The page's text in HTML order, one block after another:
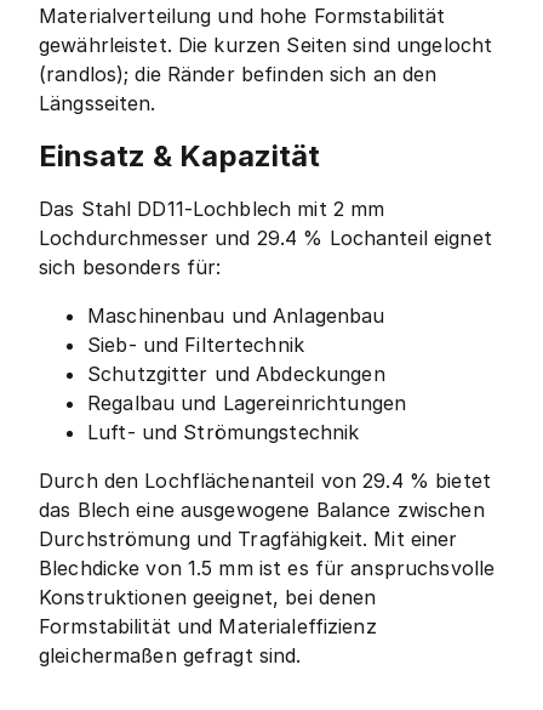
Materialverteilung und hohe Formstabilität
gewährleistet. Die kurzen Seiten sind ungelocht
(randlos); die Ränder befinden sich an den
Längsseiten.
Einsatz & Kapazität
Das Stahl DD11-Lochblech mit 2 mm
Lochdurchmesser und 29.4 % Lochanteil eignet
sich besonders für:
Maschinenbau und Anlagenbau
Sieb- und Filtertechnik
Schutzgitter und Abdeckungen
Regalbau und Lagereinrichtungen
Luft- und Strömungstechnik
Durch den Lochflächenanteil von 29.4 % bietet
das Blech eine ausgewogene Balance zwischen
Durchströmung und Tragfähigkeit. Mit einer
Blechdicke von 1.5 mm ist es für anspruchsvolle
Konstruktionen geeignet, bei denen
Formstabilität und Materialeffizienz
gleichermaßen gefragt sind.